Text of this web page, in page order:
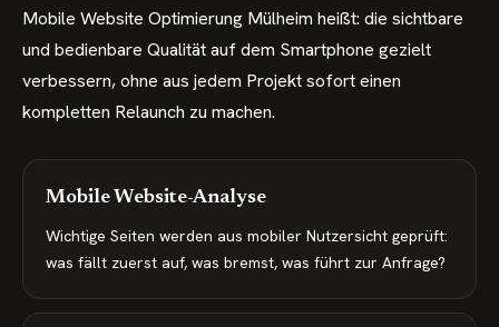
Mobile Website Optimierung Mülheim heißt: die sichtbare
und bedienbare Qualität auf dem Smartphone gezielt
verbessern, ohne aus jedem Projekt sofort einen
kompletten Relaunch zu machen.
Mobile Website-Analyse
Wichtige Seiten werden aus mobiler Nutzersicht geprüft:
was fällt zuerst auf, was bremst, was führt zur Anfrage?